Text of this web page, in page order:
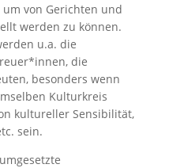
von Gerichten und
werden zu können.
u.a. die
die
besonders wenn
Kulturkreis
kultureller Sensibilität,
sein.